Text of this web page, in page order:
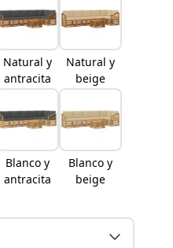
Natural y
antracita
Natural y
beige
Blanco y
antracita
Blanco y
beige